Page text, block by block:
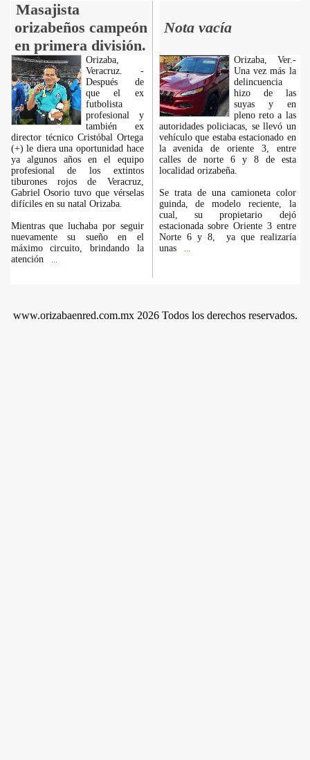
Masajista
orizabeños campeón
en primera división.
Nota vacía
Orizaba,
Veracruz. -
Después de
que el ex
futbolista
profesional y
también ex
director técnico Cristóbal Ortega
(+) le diera una oportunidad hace
ya algunos años en el equipo
profesional de los extintos
tiburones rojos de Veracruz,
Gabriel Osorio tuvo que vérselas
difíciles en su natal Orizaba.
Mientras que luchaba por seguir
nuevamente su sueño en el
máximo circuito, brindando la
atención
Orizaba, Ver.-
Una vez más la
delincuencia
hizo de las
suyas y en
pleno reto a las
autoridades policiacas, se llevó un
vehículo que estaba estacionado en
la avenida de oriente 3, entre
calles de norte 6 y 8 de esta
localidad orizabeña.
Se trata de una camioneta color
guinda, de modelo reciente, la
cual, su propietario dejó
estacionada sobre Oriente 3 entre
Norte 6 y 8, ya que realizaría
unas
www.orizabaenred.com.mx 2026 Todos los derechos reservados.